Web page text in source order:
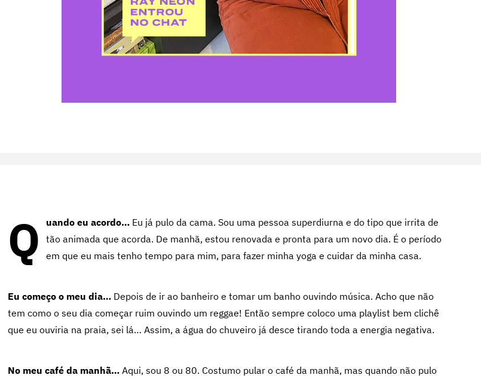
Q uando eu acordo… Eu já pulo da cama. Sou uma pessoa superdiurna e do tipo que irrita de
tão animada que acorda. De manhã, estou renovada e pronta para um novo dia. É o período
em que eu mais tenho tempo para mim, para fazer minha yoga e cuidar da minha casa.
Eu começo o meu dia… Depois de ir ao banheiro e tomar um banho ouvindo música. Acho que não
tem como o seu dia começar ruim ouvindo um reggae! Então sempre coloco uma playlist bem clichê
que eu ouviria na praia, sei lá… Assim, a água do chuveiro já desce tirando toda a energia negativa.
No meu café da manhã… Aqui, sou 8 ou 80. Costumo pular o café da manhã, mas quando não pulo